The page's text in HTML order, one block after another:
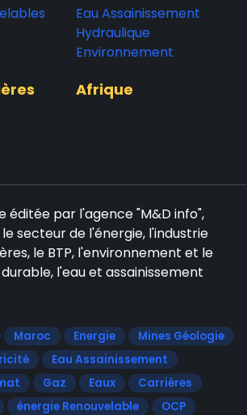
Eau Assainissement
Hydraulique
Environnement
Afrique
éditée par l'agence "M&D info",
secteur de l'énergie, l'industrie
le BTP, l'environnement et le
l'eau et assainissement
Maroc Energie
Mines Géologie
Eau Assainissement
Gaz Eaux
Carrières
énergie Renouvelable
OCP